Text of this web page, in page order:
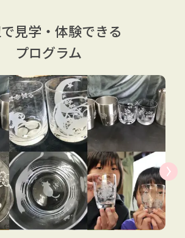
見学・体験できる
プログラム